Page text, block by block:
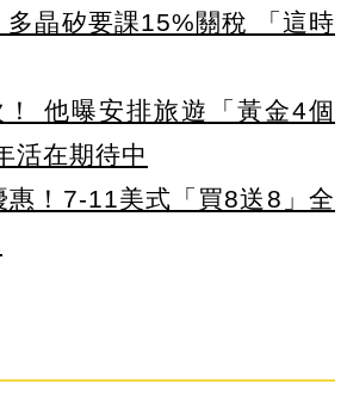
多晶矽要課15%關稅 「這時
他曝安排旅遊「黃金4個
活在期待中
惠！7-11美式「買8送8」全